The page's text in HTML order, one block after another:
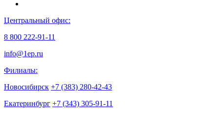
Центральный офис:
8 800 222-91-11
info@1ep.ru
Филиалы:
Новосибирск +7 (383) 280-42-43
Екатеринбург +7 (343) 305-91-11